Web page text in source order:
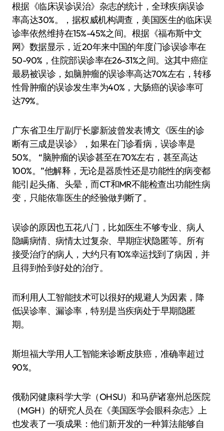
根据《临床误诊误治》杂志的统计，全球疾病误诊
率高达30%。，据权威机构调查，美国医生的临床误
诊率依然维持在15%-45%之间。根据《福布斯中文
网》数据显示，近20年来中国的年度门诊误诊率在
50-90%，住院部误诊率在26-31%之间。这其中癌症
最易被误诊，如脑肿瘤的误诊率高达70%左右，转移
性骨肿瘤的误诊发生率为40%，大肠癌的误诊率可
达79%。
广东省卫生厅副厅长廖新波曾发表博文《医生的诊
断有三成是误诊》，如果在门诊看病，误诊率是
50%。 “脑肿瘤的误诊甚至在70%左右，甚至高达
100%。”他解释，无论是器质性还是功能性的病变都
能引起头痛、头晕，而CT和MR不能检查出功能性病
变，只能依靠医生的经验做判断了。
误诊的原因也五花八门，比如医生不够专业、病人
隐瞒病情、病情太过复杂、早期症状隐匿等。所有
接受治疗的病人，大约只有10%幸运找到了病因，并
且得到恰到好处的治疗。
而利用人工智能技术可以很好的规避人为因素，降
低误诊率、漏诊率，特别是当疾病处于早期隐匿
期。
斯坦福大学用人工智能来诊断皮肤癌，准确率超过
90%。
俄勒冈健康科学大学（OHSU）和马萨诸塞州总医院
（MGH）的研究人员在《美国医学会眼科杂志》上
也发表了一项成果：他们新开发的一种算法能够自